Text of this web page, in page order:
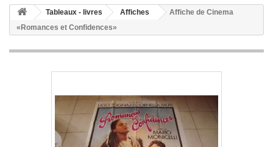
Tableaux - livres Affiches
Affiche de Cinema
«Romances et Confidences»